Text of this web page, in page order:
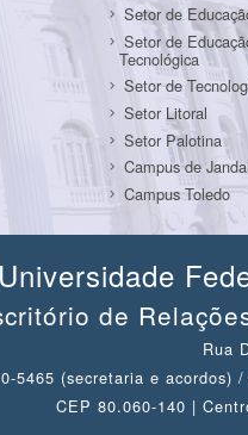
Setor de
Setor de
Tecnológica
Setor de
Setor Litoral
Setor Palotina
Campus de
Campus Toledo
Universidade
de
Rua
5465 (secretaria e acordos)
CEP 80.060-140 |